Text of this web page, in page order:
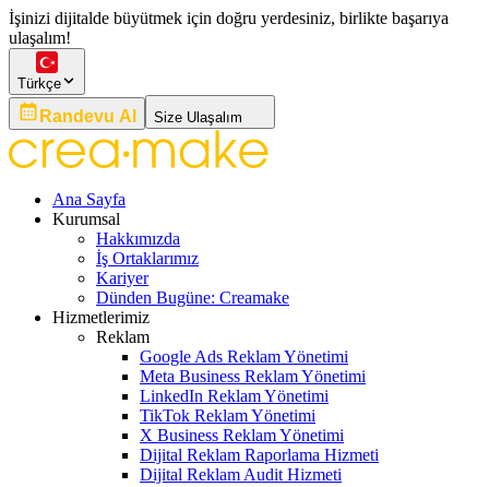
İşinizi dijitalde büyütmek için doğru yerdesiniz, birlikte başarıya
ulaşalım!
Türkçe
Randevu Al Size Ulaşalım
Ana Sayfa
Kurumsal
Hakkımızda
İş Ortaklarımız
Kariyer
Dünden Bugüne: Creamake
Hizmetlerimiz
Reklam
Google Ads Reklam Yönetimi
Meta Business Reklam Yönetimi
LinkedIn Reklam Yönetimi
TikTok Reklam Yönetimi
X Business Reklam Yönetimi
Dijital Reklam Raporlama Hizmeti
Dijital Reklam Audit Hizmeti